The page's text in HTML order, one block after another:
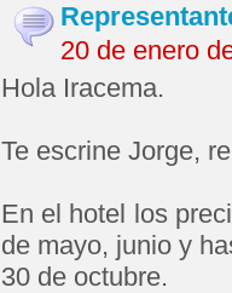
20 de enero
Hola Iracema.
Te escrine Jorge,
En el hotel los
de mayo, junio y
30 de octubre.